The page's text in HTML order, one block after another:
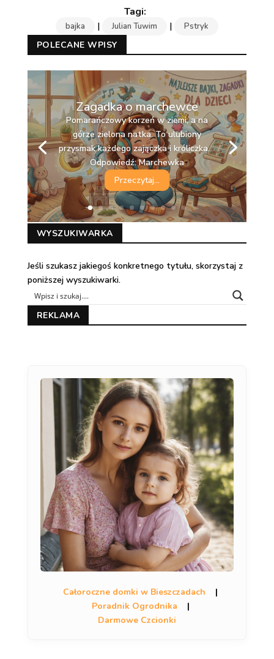
bajka | Julian Tuwim | Pstryk
POLECANE WPISY
Zagadka o marchewce
Pomarańczowy korzeń w ziemi, a na
górze zielona natka. To ulubiony
przysmak każdego zajączka i króliczka.
Odpowiedź: Marchewka
Przeczytaj...
WYSZUKIWARKA
Jeśli szukasz jakiegoś konkretnego tytułu, skorzystaj z
poniższej wyszukiwarki.
REKLAMA
Całoroczne domki w Bieszczadach
|
Poradnik Ogrodnika
|
Darmowe Czcionki